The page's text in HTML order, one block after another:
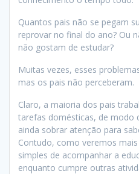
Quantos pais não se pegam
reprovar no final do ano? Ou
não gostam de estudar?
Muitas vezes, esses
mas os pais não perceberam.
Claro, a maioria dos pais
tarefas domésticas, de modo
ainda sobrar atenção para
Contudo, como veremos
simples de acompanhar a
enquanto cumpre outras